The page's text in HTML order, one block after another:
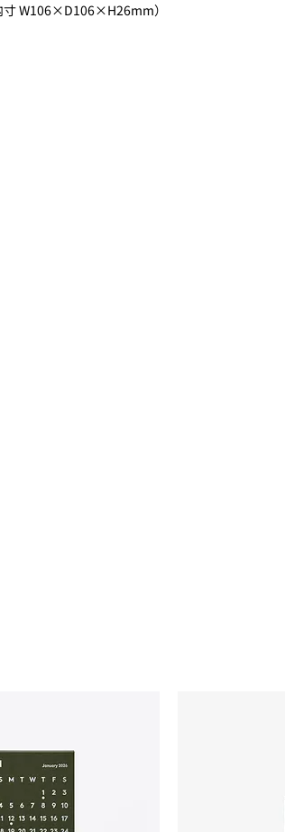
W106×D106×H26mm）